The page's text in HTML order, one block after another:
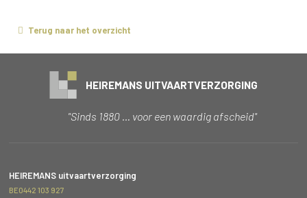
Terug naar het overzicht
HEIREMANS UITVAARTVERZORGING
"Sinds 1880 … voor een waardig afscheid"
HEIREMANS uitvaartverzorging
BE0442 103 927